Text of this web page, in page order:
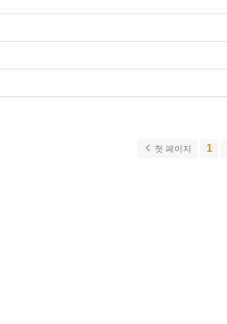
첫 페이지 1